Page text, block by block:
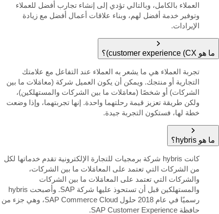
العملاء بالكامل، وبالتالي تؤدي إلى إنشاء تجارب أفضل للعملاء
وتوفير خدمة أفضل لهم، وبناء علاقات أعمال أفضل مع زيادة
الإيرادات.
ما هو customer experience (CX)؟
تجربة العملاء هي ما يشعر به العملاء عند التفاعل مع علامتك
التجارية أو منتجك. ويمكن أن يكون العميل شركة (معامَلات ما بين
الشركات) أو شخصًا (معامَلات ما بين الشركات والمستهلكين)،
ولكن طريقة تعزيز قيمة رحلتهما واحدة. إنها تجربتهما، وإذا وضعت
خطة لها، فستكون التجربة جيدة.
ما هو hybris؟
كانت hybris شركة برمجيات للتجارة الإلكترونية تقدم خدماتها لكل
من الشركات التي تعتمد على المعامَلات ما بين الشركات،
والشركات التي تعتمد على المعامَلات ما بين الشركات
والمستهلكين قبل أن تستحوذ عليها شركة SAP. وأصبحت hybris
رسميًا في عام 2018 حلول SAP Commerce Cloud، وهي جزء من
حافظة SAP Customer Experience.